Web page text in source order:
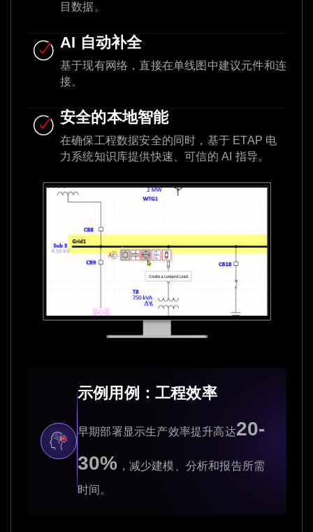
示例用例：工程效率
早期部署显示生产效率提升高达20-
30% ，减少建模、分析和报告所需
时间。
目数据。
AI 自动补全
基于现有网络，直接在单线图中建议元件和连
接。
安全的本地智能
在确保工程数据安全的同时，基于 ETAP 电
力系统知识库提供快速、可信的 AI 指导。